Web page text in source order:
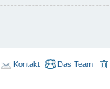
Das Team
Kontakt